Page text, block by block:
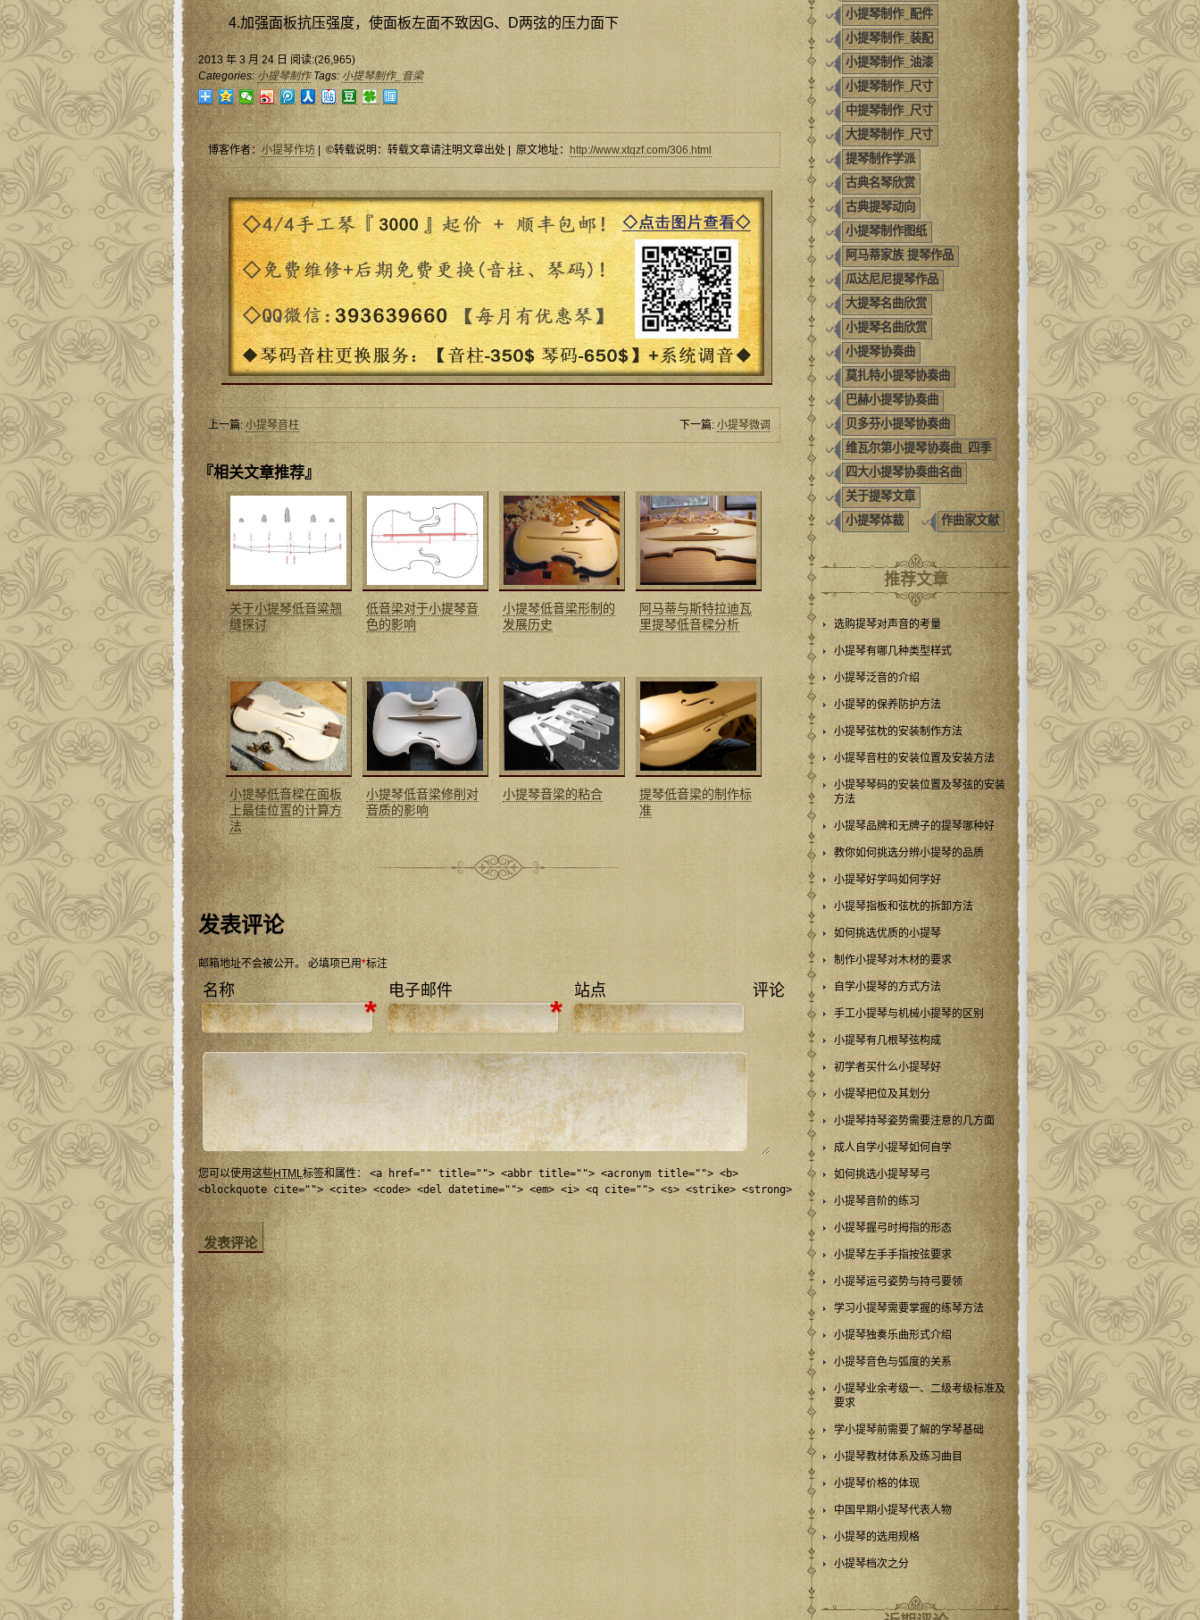
4.加强面板抗压强度，使面板左面不致因G、D两弦的压力面下
2013 年 3 月 24 日 阅读:(26,965)
Categories:小提琴制作Tags: 小提琴制作_音梁
博客作者： 小提琴作坊 | ©转载说明：转载文章请注明文章出处 | 原文地址： http://www.xtqzf.com/306.html
上一篇: 小提琴音柱 下一篇: 小提琴微调
『相关文章推荐』
关于小提琴低音粱翘
缝探讨
低音梁对于小提琴音
色的影响
小提琴低音梁形制的
发展历史
阿马蒂与斯特拉迪瓦
里提琴低音樑分析
小提琴低音樑在面板
上最佳位置的计算方
法
小提琴低音梁修削对
音质的影响
小提琴音梁的粘合
提琴低音梁的制作标
准
发表评论
邮箱地址不会被公开。必填项已用*标注
名称
*
电子邮件
*
站点 评论
您可以使用这些HTML标签和属性： <a href="" title=""> <abbr title=""> <acronym title=""> <b>
<blockquote cite=""> <cite> <code> <del datetime=""> <em> <i> <q cite=""> <s> <strike> <strong>
小提琴制作_配件
小提琴制作_装配
小提琴制作_油漆
小提琴制作_尺寸
中提琴制作_尺寸
大提琴制作_尺寸
提琴制作学派
古典名琴欣赏
古典提琴动向
小提琴制作图纸
阿马蒂家族 提琴作品
瓜达尼尼提琴作品
大提琴名曲欣赏
小提琴名曲欣赏
小提琴协奏曲
莫扎特小提琴协奏曲
巴赫小提琴协奏曲
贝多芬小提琴协奏曲
维瓦尔第小提琴协奏曲_四季
四大小提琴协奏曲名曲
关于提琴文章
小提琴体裁
作曲家文献
推荐文章
选购提琴对声音的考量
小提琴有哪几种类型样式
小提琴泛音的介绍
小提琴的保养防护方法
小提琴弦枕的安装制作方法
小提琴音柱的安装位置及安装方法
小提琴琴码的安装位置及琴弦的安装
方法
小提琴品牌和无牌子的提琴哪种好
教你如何挑选分辨小提琴的品质
小提琴好学吗如何学好
小提琴指板和弦枕的拆卸方法
如何挑选优质的小提琴
制作小提琴对木材的要求
自学小提琴的方式方法
手工小提琴与机械小提琴的区别
小提琴有几根琴弦构成
初学者买什么小提琴好
小提琴把位及其划分
小提琴持琴姿势需要注意的几方面
成人自学小提琴如何自学
如何挑选小提琴琴弓
小提琴音阶的练习
小提琴握弓时拇指的形态
小提琴左手手指按弦要求
小提琴运弓姿势与持弓要领
学习小提琴需要掌握的练琴方法
小提琴独奏乐曲形式介绍
小提琴音色与弧度的关系
小提琴业余考级一、二级考级标准及
要求
学小提琴前需要了解的学琴基础
小提琴教材体系及练习曲目
小提琴价格的体现
中国早期小提琴代表人物
小提琴的选用规格
小提琴档次之分